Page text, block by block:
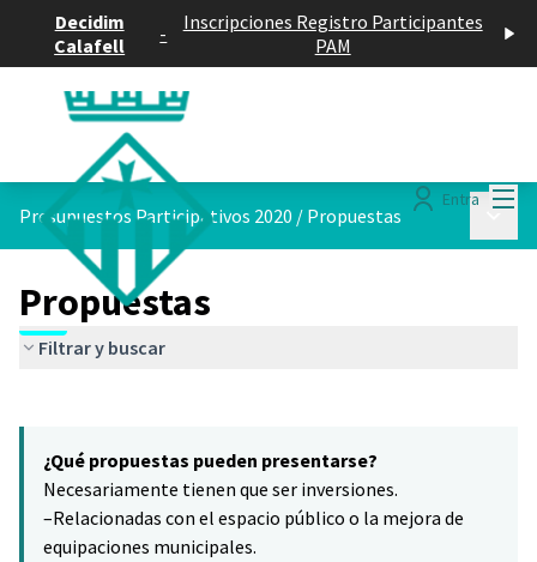
Decidim
Calafell
-
Inscripciones Registro Participantes
PAM
Entra
Presupuestos Participativos 2020 / Propuestas
Propuestas
Filtrar y buscar
−
¿Qué propuestas pueden presentarse?
Necesariamente tienen que ser inversiones.
–Relacionadas con el espacio público o la mejora de
equipaciones municipales.